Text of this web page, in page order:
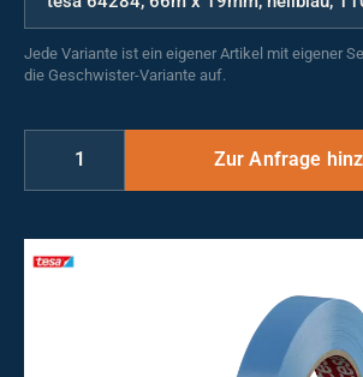
Jede Variante ist ein eigener Artikel mit eigener
die Geschwister-Variante auf.